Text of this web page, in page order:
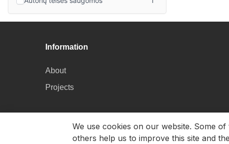
Information
About
Projects
We use cookies on our website. Some
others help us to improve this site and